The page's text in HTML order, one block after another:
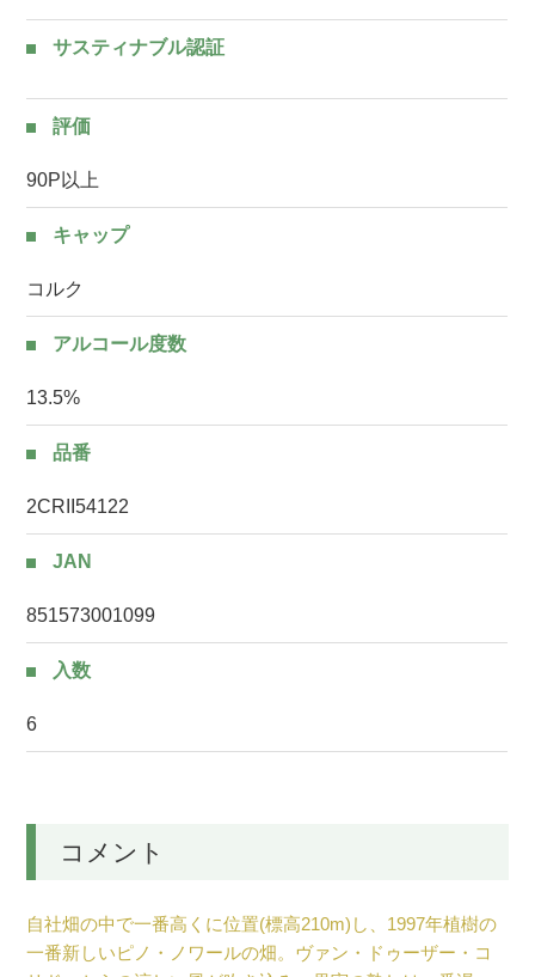
サスティナブル認証
評価
90P以上
キャップ
コルク
アルコール度数
13.5%
品番
2CRII54122
JAN
851573001099
入数
6
コメント
自社畑の中で一番高くに位置(標高210m)し、1997年植樹の
一番新しいピノ・ノワールの畑。ヴァン・ドゥーザー・コ